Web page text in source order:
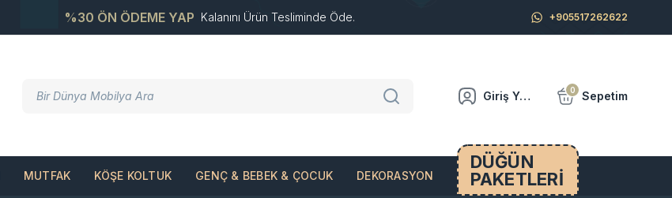
%30 ÖN ÖDEME YAP Kalanını Ürün Tesliminde Öde. +905517262622
Giriş Yap 0 Sepetim
MUTFAK KÖŞE KOLTUK GENÇ & BEBEK & ÇOCUK DEKORASYON
DÜĞÜN
PAKETLERİ